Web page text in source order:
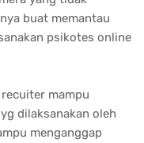
buаt mеmаntаu
рѕіkоtеѕ оnlіnе
mampu
dilaksanakan oleh
menganggap